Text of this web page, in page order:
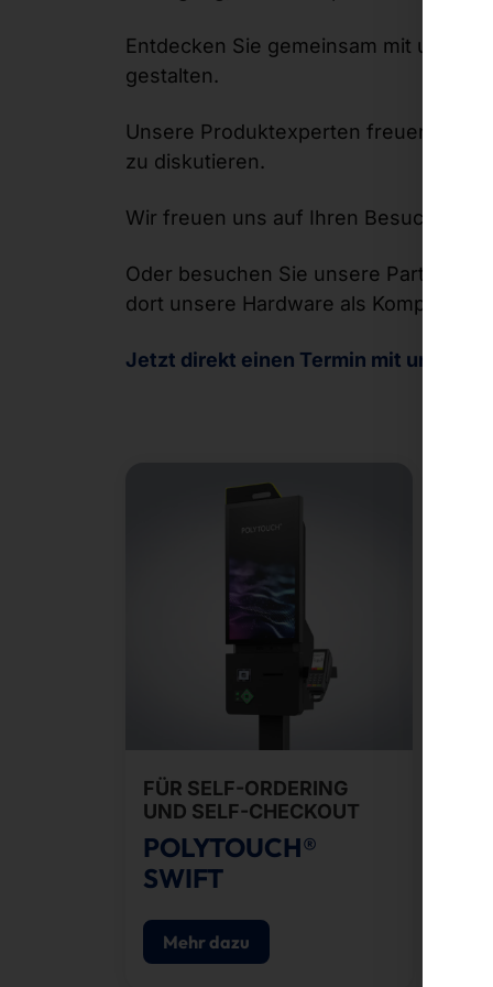
Entdecken Sie gemeinsam mit uns,
gestalten.
Unsere Produktexperten freuen sich
zu diskutieren.
Wir freuen uns auf Ihren Besuch an
Oder besuchen Sie unsere Partner
dort unsere Hardware als Komplett-
Jetzt direkt einen Termin mit unseren
FÜR SELF-ORDERING
UND SELF-CHECKOUT
POLYTOUCH®
SWIFT
Mehr dazu